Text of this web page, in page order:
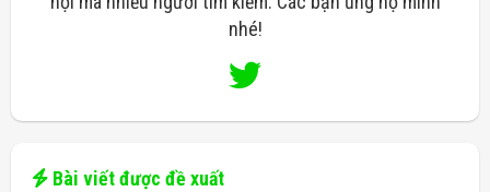
nhé!
Bài viết được đề xuất